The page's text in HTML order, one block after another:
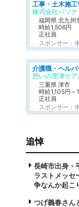
株式会社パソナ
福岡県 北九州
時給1,506円
正社員
スポンサー：
憩いの里津ケア
三重県 津市
時給1,105円～
正社員
スポンサー：
追悼
長崎市出身・
ラストメッ
争なんか起こ
つげ義春さ